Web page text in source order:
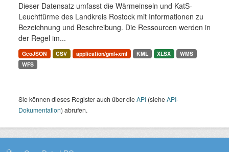
Dieser Datensatz umfasst die Wärmeinseln und KatS-
Leuchttürme des Landkreis Rostock mit Informationen zu
Bezeichnung und Beschreibung. Die Ressourcen werden in
der Regel im...
GeoJSON CSV application/gml+xml KML XLSX
WMS
WFS
Sie können dieses Register auch über dieAPI (sieheAPI-
Dokumentation) abrufen.